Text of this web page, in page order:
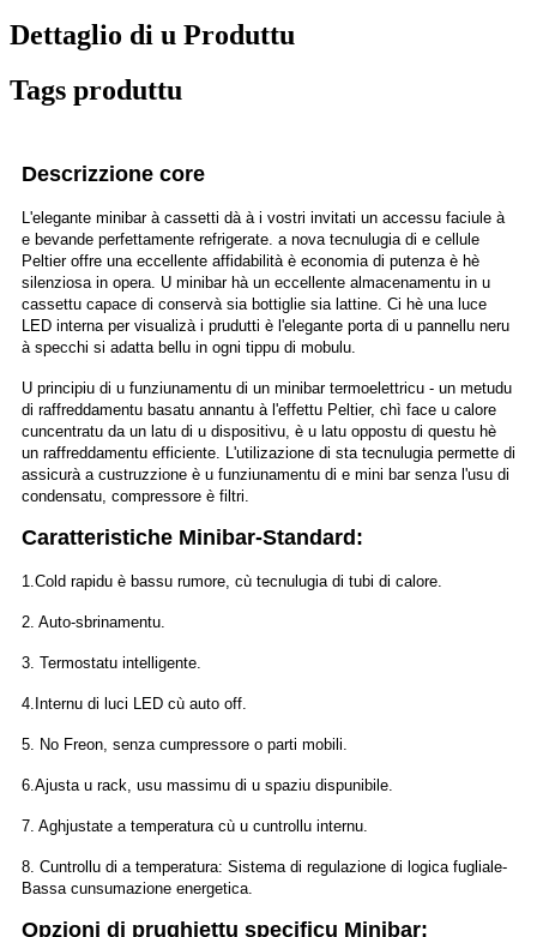
Dettaglio di u Produttu
Tags produttu
Descrizzione core
L'elegante minibar à cassetti dà à i vostri invitati un accessu faciule à
e bevande perfettamente refrigerate. a nova tecnulugia di e cellule
Peltier offre una eccellente affidabilità è economia di putenza è hè
silenziosa in opera. U minibar hà un eccellente almacenamentu in u
cassettu capace di conservà sia bottiglie sia lattine. Ci hè una luce
LED interna per visualizà i prudutti è l'elegante porta di u pannellu neru
à specchi si adatta bellu in ogni tippu di mobulu.
U principiu di u funziunamentu di un minibar termoelettricu - un metudu
di raffreddamentu basatu annantu à l'effettu Peltier, chì face u calore
cuncentratu da un latu di u dispositivu, è u latu oppostu di questu hè
un raffreddamentu efficiente. L'utilizazione di sta tecnulugia permette di
assicurà a custruzzione è u funziunamentu di e mini bar senza l'usu di
condensatu, compressore è filtri.
Caratteristiche Minibar-Standard:
1.Cold rapidu è bassu rumore, cù tecnulugia di tubi di calore.
2. Auto-sbrinamentu.
3. Termostatu intelligente.
4.Internu di luci LED cù auto off.
5. No Freon, senza cumpressore o parti mobili.
6.Ajusta u rack, usu massimu di u spaziu dispunibile.
7. Aghjustate a temperatura cù u cuntrollu internu.
8. Cuntrollu di a temperatura: Sistema di regulazione di logica fugliale-
Bassa cunsumazione energetica.
Opzioni di prughjettu specificu Minibar: